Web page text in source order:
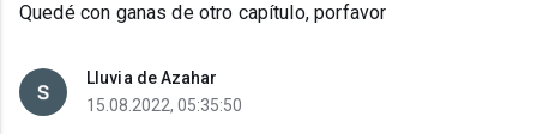
Quedé con ganas de otro capítulo, porfavor
Lluvia de Azahar
15.08.2022, 05:35:50